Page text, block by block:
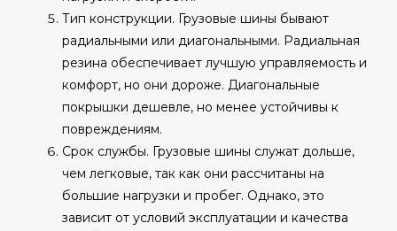
Тип конструкции. Грузовые шины бывают
радиальными или диагональными. Радиальная
резина обеспечивает лучшую управляемость и
комфорт, но они дороже. Диагональные
покрышки дешевле, но менее устойчивы к
повреждениям.
Срок службы. Грузовые шины служат дольше,
чем легковые, так как они рассчитаны на
большие нагрузки и пробег. Однако, это
зависит от условий эксплуатации и качества